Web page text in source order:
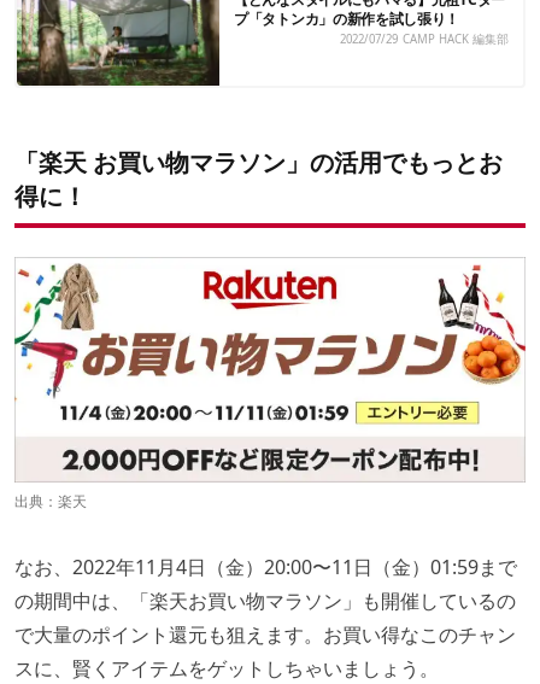
プ「タトンカ」の新作を試し張り！
2022/07/29 CAMP HACK 編集部
「楽天 お買い物マラソン」の活用でもっとお
得に！
出典： 楽天
なお、2022年11月4日（金）20:00〜11日（金）01:59まで
の期間中は、「楽天お買い物マラソン」も開催しているの
で大量のポイント還元も狙えます。お買い得なこのチャン
スに、賢くアイテムをゲットしちゃいましょう。